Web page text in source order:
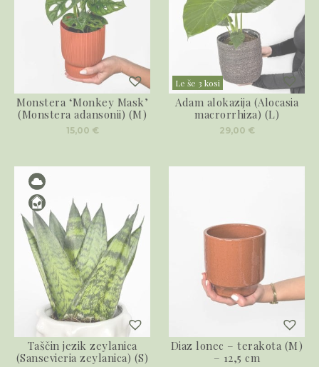
Monstera ‘Monkey Mask’
(Monstera adansonii) (M)
15,00 €
Le še 3 kosi
Adam alokazija (Alocasia
macrorrhiza) (L)
29,00 €
Taščin jezik zeylanica
(Sansevieria zeylanica) (S)
Diaz lonec – terakota (M)
– 12,5 cm